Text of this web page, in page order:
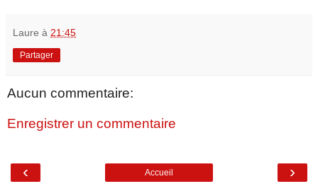
Laure à 21:45
Partager
Aucun commentaire:
Enregistrer un commentaire
‹ ›
Accueil